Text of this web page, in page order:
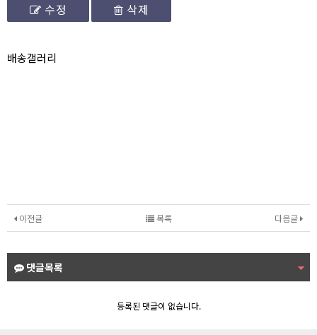
수정 삭제
배송갤러리
이전글 다음글
목록
댓글목록
등록된 댓글이 없습니다.